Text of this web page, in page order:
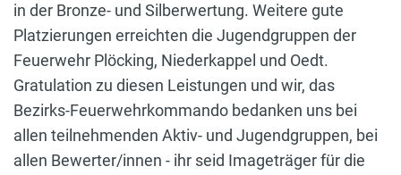
in der Bronze- und Silberwertung. Weitere gute
Platzierungen erreichten die Jugendgruppen der
Feuerwehr Plöcking, Niederkappel und Oedt.
Gratulation zu diesen Leistungen und wir, das
Bezirks-Feuerwehrkommando bedanken uns bei
allen teilnehmenden Aktiv- und Jugendgruppen, bei
allen Bewerter/innen - ihr seid Imageträger für die